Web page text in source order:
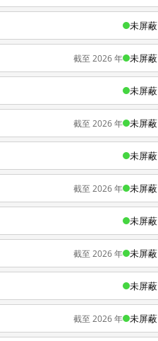
未屏蔽
截至 2026 年 未屏蔽
未屏蔽
截至 2026 年 未屏蔽
未屏蔽
截至 2026 年 未屏蔽
未屏蔽
截至 2026 年 未屏蔽
未屏蔽
截至 2026 年 未屏蔽